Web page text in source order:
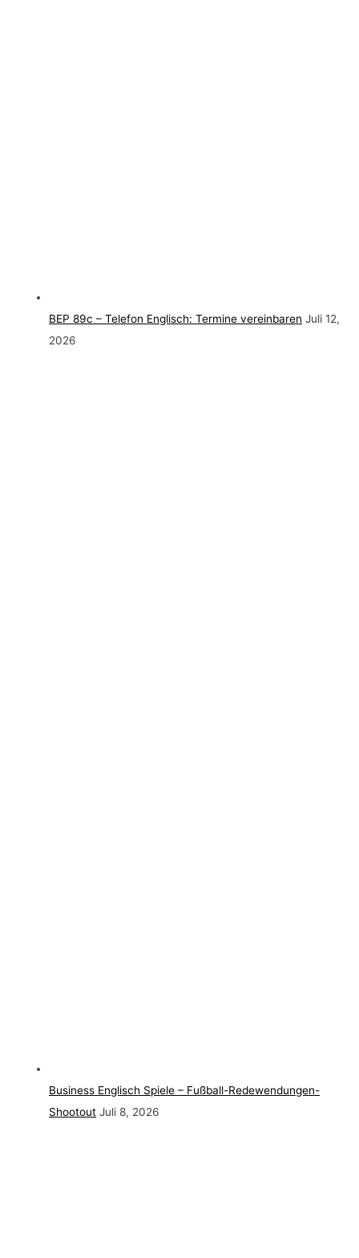
BEP 89c – Telefon Englisch: Termine vereinbaren Juli 12,
2026
Business Englisch Spiele – Fußball-Redewendungen-
Shootout Juli 8, 2026